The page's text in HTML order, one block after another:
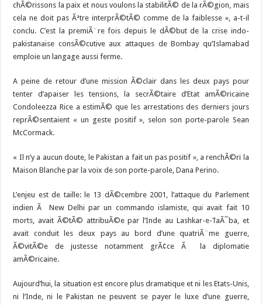
chÃ©rissons la paix et nous voulons la stabilitÃ© de la rÃ©gion, mais
cela ne doit pas Ãªtre interprÃ©tÃ© comme de la faiblesse », a-t-il
conclu. C’est la premiÃ¨re fois depuis le dÃ©but de la crise indo-
pakistanaise consÃ©cutive aux attaques de Bombay qu’Islamabad
emploie un langage aussi ferme.
A peine de retour d’une mission Ã©clair dans les deux pays pour
tenter d’apaiser les tensions, la secrÃ©taire d’Etat amÃ©ricaine
Condoleezza Rice a estimÃ© que les arrestations des derniers jours
reprÃ©sentaient « un geste positif », selon son porte-parole Sean
McCormack.
« Il n’y a aucun doute, le Pakistan a fait un pas positif », a renchÃ©ri la
Maison Blanche par la voix de son porte-parole, Dana Perino.
L’enjeu est de taille: le 13 dÃ©cembre 2001, l’attaque du Parlement
indien Ã New Delhi par un commando islamiste, qui avait fait 10
morts, avait Ã©tÃ© attribuÃ©e par l’Inde au Lashkar-e-TaÃ¯ba, et
avait conduit les deux pays au bord d’une quatriÃ¨me guerre,
Ã©vitÃ©e de justesse notamment grÃ¢ce Ã la diplomatie
amÃ©ricaine.
Aujourd’hui, la situation est encore plus dramatique et ni les Etats-Unis,
ni l’Inde, ni le Pakistan ne peuvent se payer le luxe d’une guerre,